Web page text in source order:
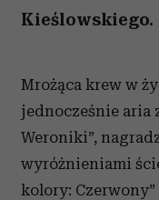
Kieślowskiego.
Mrożąca krew w
jednocześnie aria
Weroniki”,
wyróżnieniami
kolory: